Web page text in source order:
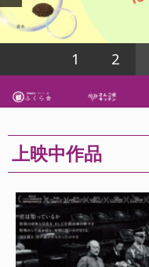
1 2
上映中作品